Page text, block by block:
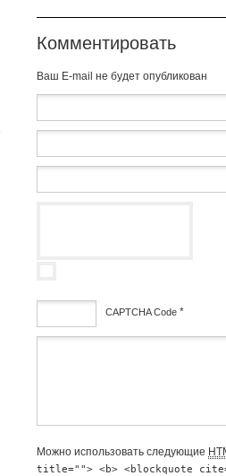
Комментировать
Baш E-mail не будет опубликован
CAPTCHA Code *
Можно использовать следующие
title=""> <b> <blockquote